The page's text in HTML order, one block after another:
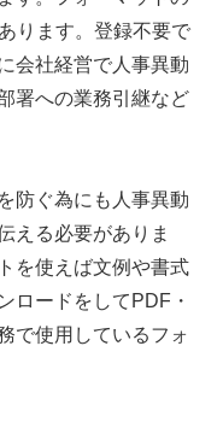
ります。登録不要で
会社経営で人事異動
署への業務引継など
防ぐ為にも人事異動
える必要がありま
を使えば文例や書式
ロードをしてPDF・
で使用しているフォ